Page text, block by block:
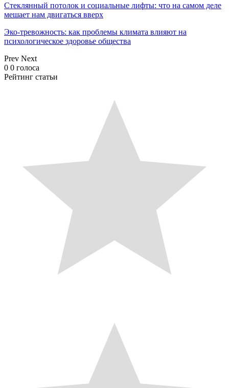
Стеклянный потолок и социальные лифты: что на самом деле
мешает нам двигаться вверх
Эко-тревожность: как проблемы климата влияют на
психологическое здоровье общества
Prev Next
0 0 голоса
Рейтинг статьи